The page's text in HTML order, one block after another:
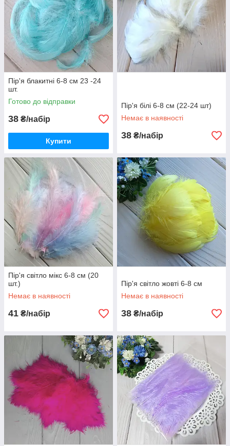
Пір'я блакитні 6-8 см 23 -24
шт.
Готово до відправки
38 ₴/набір
Купити
Пір'я білі 6-8 см (22-24 шт)
Немає в наявності
38 ₴/набір
Пір'я світло мікс 6-8 см (20
шт.)
Немає в наявності
41 ₴/набір
Пір'я світло жовті 6-8 см
Немає в наявності
38 ₴/набір